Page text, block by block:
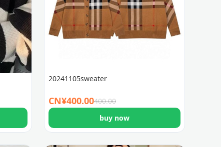
20241105sweater
CN¥400.00400.00
buy now